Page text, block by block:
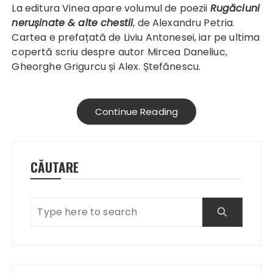
La editura Vinea apare volumul de poezii Rugăciuni
nerușinate & alte chestii, de Alexandru Petria.
Cartea e prefațată de Liviu Antonesei, iar pe ultima
copertă scriu despre autor Mircea Daneliuc,
Gheorghe Grigurcu și Alex. Ștefănescu.
Continue Reading
CĂUTARE